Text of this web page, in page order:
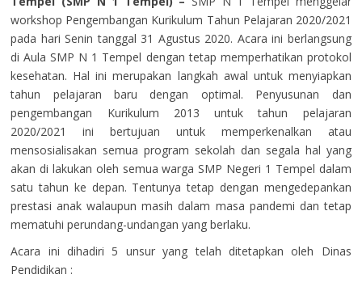
workshop Pengembangan Kurikulum Tahun Pelajaran 2020/2021
pada hari Senin tanggal 31 Agustus 2020. Acara ini berlangsung
di Aula SMP N 1 Tempel dengan tetap memperhatikan protokol
kesehatan. Hal ini merupakan langkah awal untuk menyiapkan
tahun pelajaran baru dengan optimal. Penyusunan dan
pengembangan Kurikulum 2013 untuk tahun pelajaran
2020/2021 ini bertujuan untuk memperkenalkan atau
mensosialisakan semua program sekolah dan segala hal yang
akan di lakukan oleh semua warga SMP Negeri 1 Tempel dalam
satu tahun ke depan. Tentunya tetap dengan mengedepankan
prestasi anak walaupun masih dalam masa pandemi dan tetap
mematuhi perundang-undangan yang berlaku.
Acara ini dihadiri 5 unsur yang telah ditetapkan oleh Dinas
Pendidikan :